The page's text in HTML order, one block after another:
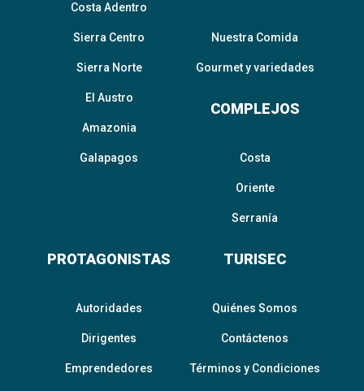
Costa Adentro
Sierra Centro
Sierra Norte
El Austro
Amazonia
Galapagos
Nuestra Comida
Gourmet y variedades
COMPLEJOS
Costa
Oriente
Serranía
PROTAGONISTAS
Autoridades
Dirigentes
Emprendedores
TURISEC
Quiénes Somos
Contáctenos
Términos y Condiciones